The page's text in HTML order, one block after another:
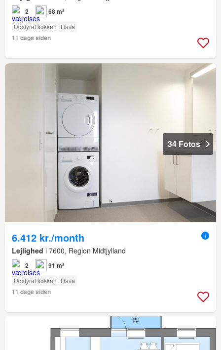
2 68 m²
Udstyret køkken Have
11 dage siden
34 Fotos
6.412 kr./month
Lejlighed i 7600, Region Midtjylland
2 91 m²
Udstyret køkken Have
11 dage siden